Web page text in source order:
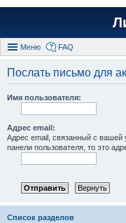
Меню FAQ
Послать письмо для
Имя пользователя:
Адрес email:
Адрес email, связанный с вашей
панели пользователя, то это
Список разделов